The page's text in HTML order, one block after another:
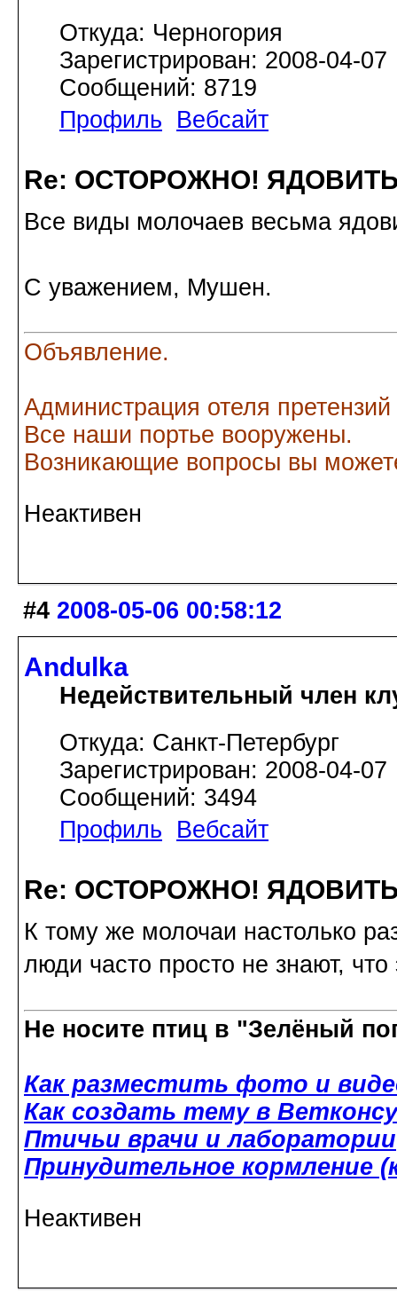
Откуда: Черногория
Зарегистрирован: 2008-04-07
Сообщений: 8719
Профиль
Вебсайт
Re: ОСТОРОЖНО!
Все виды молочаев весьма
С уважением, Мушен.
Объявление.
Администрация отеля
Все наши портье вооружены.
Возникающие вопросы вы
Неактивен
#4 2008-05-06 00:58:12
Andulka
Недействительный член
Откуда: Санкт-Петербург
Зарегистрирован: 2008-04-07
Сообщений: 3494
Профиль
Вебсайт
Re: ОСТОРОЖНО!
К тому же молочаи настолько
люди часто просто не знают,
Не носите птиц в "Зелёный
Как разместить фото и
Как создать тему в
Птичьи врачи и лаборатории
Принудительное кормление
Неактивен